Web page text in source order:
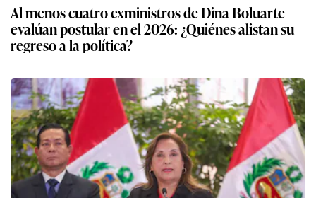
Al menos cuatro exministros de Dina Boluarte
evalúan postular en el 2026: ¿Quiénes alistan su
regreso a la política?